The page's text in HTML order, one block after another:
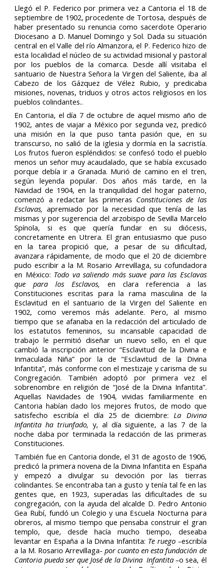
Llegó el P. Federico por primera vez a Cantoria el 18 de
septiembre de 1902, procedente de Tortosa, después de
haber presentado su renuncia como sacerdote Operario
Diocesano a D. Manuel Domingo y Sol. Dada su situación
central en el Valle del río Almanzora, el P. Federico hizo de
esta localidad el núcleo de su actividad misional y pastoral
por los pueblos de la comarca. Desde allí visitaba el
santuario de Nuestra Señora la Virgen del Saliente, iba al
Cabezo de los Gázquez de Vélez Rubio, y predicaba
misiones, novenas, triduos y otros actos religiosos en los
pueblos colindantes..
En Cantoria, el día 7 de octubre de aquel mismo año de
1902, antes de viajar a México por segunda vez, predicó
una misión en la que puso tanta pasión que, en su
transcurso, no salió de la iglesia y dormía en la sacristía.
Los frutos fueron espléndidos: se confesó todo el pueblo
menos un señor muy acaudalado, que se había excusado
porque debía ir a Granada. Murió de camino en el tren,
según leyenda popular. Dos años más tarde, en la
Navidad de 1904, en la tranquilidad del hogar paterno,
comenzó a redactar las primeras Constituciones de las
Esclavas,apremiado por la necesidad que tenía de las
mismas y por sugerencia del arzobispo de Sevilla Marcelo
Spínola, si es que quería fundar en su diócesis,
concretamente en Utrera. El gran entusiasmo que puso
en la tarea propició que, a pesar de su dificultad,
avanzara rápidamente, de modo que el 20 de diciembre
pudo escribir a la M. Rosario Arrevillaga, su cofundadora
en México: Todo va saliendo más suave para las Esclavas
que para los Esclavos, en clara referencia a las
Constituciones escritas para la rama masculina de la
Esclavitud en el santuario de la Virgen del Saliente en
1902, como veremos más adelante. Pero, al mismo
tiempo que se afanaba en la redacción del articulado de
los estatutos femeninos, su incansable capacidad de
trabajo le permitió diseñar un nuevo sello, en el que
cambió la inscripción anterior “Esclavitud de la Divina e
Inmaculada Niña” por la de “Esclavitud de la Divina
Infantita”, más conforme con el mestizaje y carisma de su
Congregación. También adoptó por primera vez el
sobrenombre en religión de “José de la Divina Infantita”.
Aquellas Navidades de 1904, vividas familiarmente en
Cantoria habían dado los mejores frutos, de modo que
satisfecho escribía el día 25 de diciembre:La Divina
Infantita ha triunfado, y, al día siguiente, a las 7 de la
noche daba por terminada la redacción de las primeras
Constituciones.
También fue en Cantoria donde, el 31 de agosto de 1906,
predicó la primera novena de la Divina Infantita en España
y empezó a divulgar su devoción por las tierras
colindantes. Se encontraba tan a gusto y tenía tal fe en las
gentes que, en 1923, superadas las dificultades de su
congregación, con la ayuda del alcalde D. Pedro Antonio
Gea Rubí, fundó un Colegio y una Escuela Nocturna para
obreros, al mismo tiempo que pensaba construir el gran
templo, que, desde hacía mucho tiempo, deseaba
levantar en España a la Divina Infantita: Te ruego –escribía
a la M. Rosario Arrevillaga- por cuanto en esta fundación de
Cantoria pueda ser que José de la Divina Infantita –o sea, él